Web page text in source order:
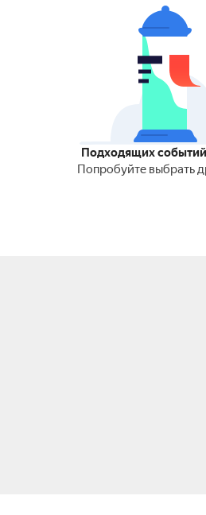
Подходящих
Попробуйте выбрать